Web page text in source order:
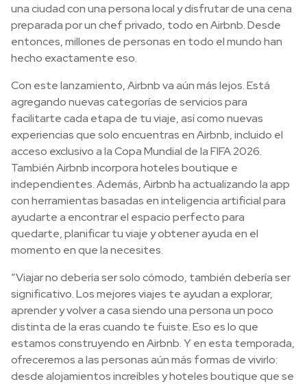
una ciudad con una persona local y disfrutar de una cena
preparada por un chef privado, todo en Airbnb. Desde
entonces, millones de personas en todo el mundo han
hecho exactamente eso.
Con este lanzamiento, Airbnb va aún más lejos. Está
agregando nuevas categorías de servicios para
facilitarte cada etapa de tu viaje, así como nuevas
experiencias que solo encuentras en Airbnb, incluido el
acceso exclusivo a la Copa Mundial de la FIFA 2026.
También Airbnb incorpora hoteles boutique e
independientes. Además, Airbnb ha actualizando la app
con herramientas basadas en inteligencia artificial para
ayudarte a encontrar el espacio perfecto para
quedarte, planificar tu viaje y obtener ayuda en el
momento en que la necesites.
“Viajar no debería ser solo cómodo, también debería ser
significativo. Los mejores viajes te ayudan a explorar,
aprender y volver a casa siendo una persona un poco
distinta de la eras cuando te fuiste. Eso es lo que
estamos construyendo en Airbnb. Y en esta temporada,
ofreceremos a las personas aún más formas de vivirlo:
desde alojamientos increíbles y hoteles boutique que se